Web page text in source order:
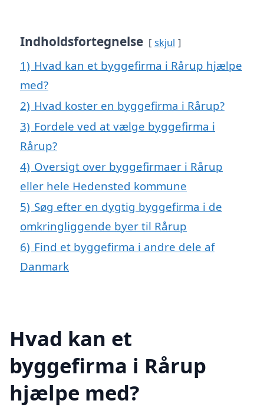
Indholdsfortegnelse skjul
1) Hvad kan et byggefirma i Rårup hjælpe
med?
2) Hvad koster en byggefirma i Rårup?
3) Fordele ved at vælge byggefirma i
Rårup?
4) Oversigt over byggefirmaer i Rårup
eller hele Hedensted kommune
5) Søg efter en dygtig byggefirma i de
omkringliggende byer til Rårup
6) Find et byggefirma i andre dele af
Danmark
Hvad kan et
byggefirma i Rårup
hjælpe med?